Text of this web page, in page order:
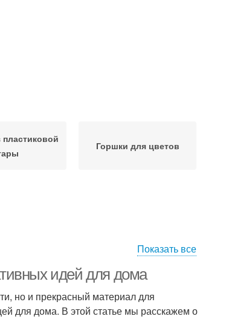
Горшки для цветов
Показать все
идей для дома
но и прекрасный материал для
для дома. В этой статье мы расскажем о